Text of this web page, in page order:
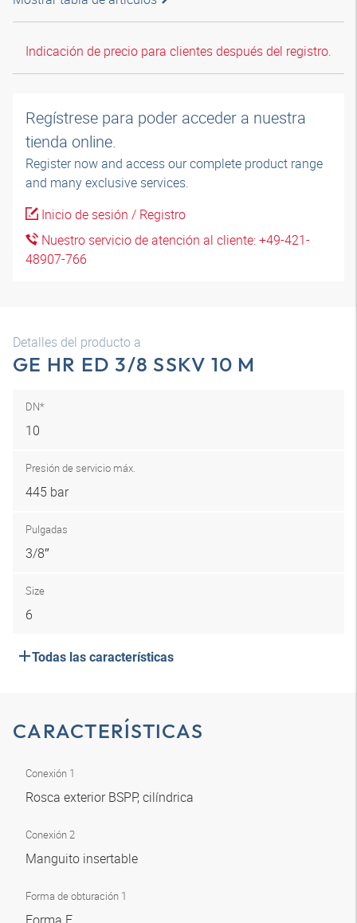
Indicación de precio para clientes después del registro.
Regístrese para poder acceder a nuestra
tienda online.
Register now and access our complete product range
and many exclusive services.
Inicio de sesión / Registro
Nuestro servicio de atención al cliente: +49-421-
48907-766
Detalles del producto a
GE HR ED 3/8 SSKV 10 M
DN*
10
Presión de servicio máx.
445 bar
Pulgadas
3/8″
Size
6
Todas las características
CARACTERÍSTICAS
Conexión 1
Rosca exterior BSPP, cilíndrica
Conexión 2
Manguito insertable
Forma de obturación 1